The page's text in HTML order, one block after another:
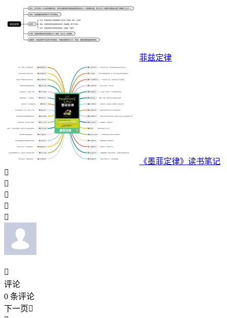
菲兹定律
《墨菲定律》读书笔记






评论
0 条评论
下一页